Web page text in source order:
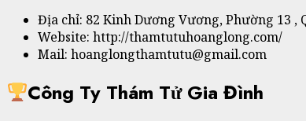
Địa chỉ: 82 Kinh Dương Vương, Phường 13 ,
Website: http://thamtutuhoanglong.com/
Mail: hoanglongthamtutu@gmail.com
Công Ty Thám Tử Gia Đình